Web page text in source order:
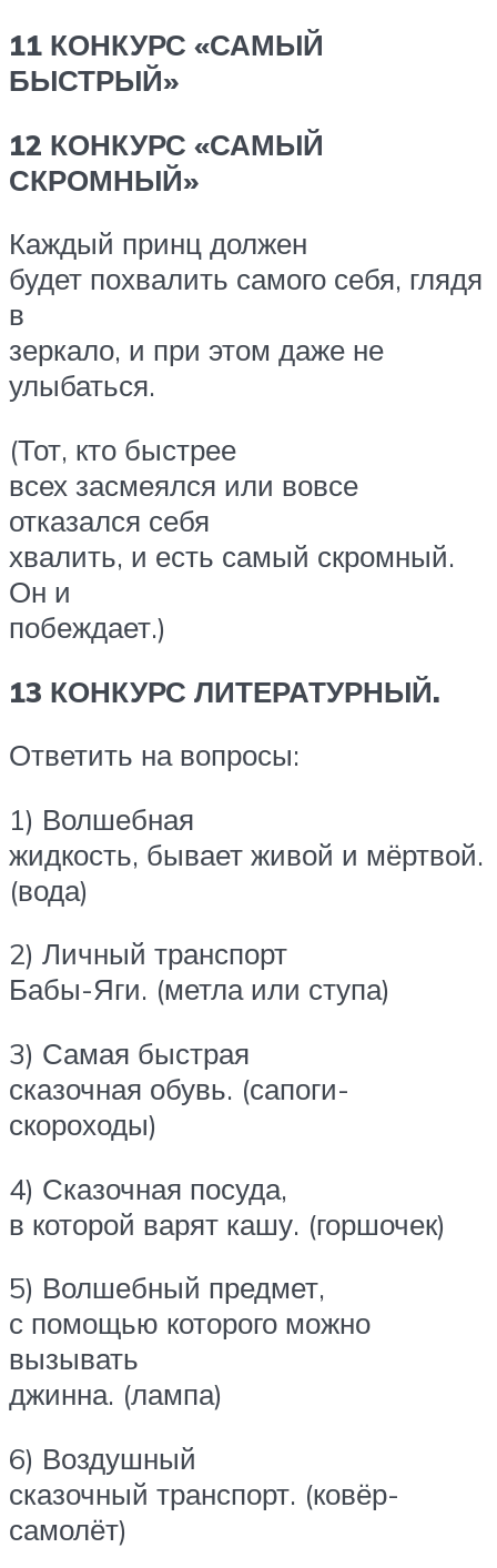
11 КОНКУРС «САМЫЙ
БЫСТРЫЙ»
12 КОНКУРС «САМЫЙ
СКРОМНЫЙ»
Каждый принц должен
будет похвалить самого себя, глядя
в
зеркало, и при этом даже не
улыбаться.
(Тот, кто быстрее
всех засмеялся или вовсе
отказался себя
хвалить, и есть самый скромный.
Он и
побеждает.)
13 КОНКУРС ЛИТЕРАТУРНЫЙ.
Ответить на вопросы:
1) Волшебная
жидкость, бывает живой и мёртвой.
(вода)
2) Личный транспорт
Бабы-Яги. (метла или ступа)
3) Самая быстрая
сказочная обувь. (сапоги-
скороходы)
4) Сказочная посуда,
в которой варят кашу. (горшочек)
5) Волшебный предмет,
с помощью которого можно
вызывать
джинна. (лампа)
6) Воздушный
сказочный транспорт. (ковёр-
самолёт)